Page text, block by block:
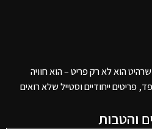
הוא לא רק פריט – הוא חוויה
פריטים ייחודיים וסטייל שלא רואים
והטבות